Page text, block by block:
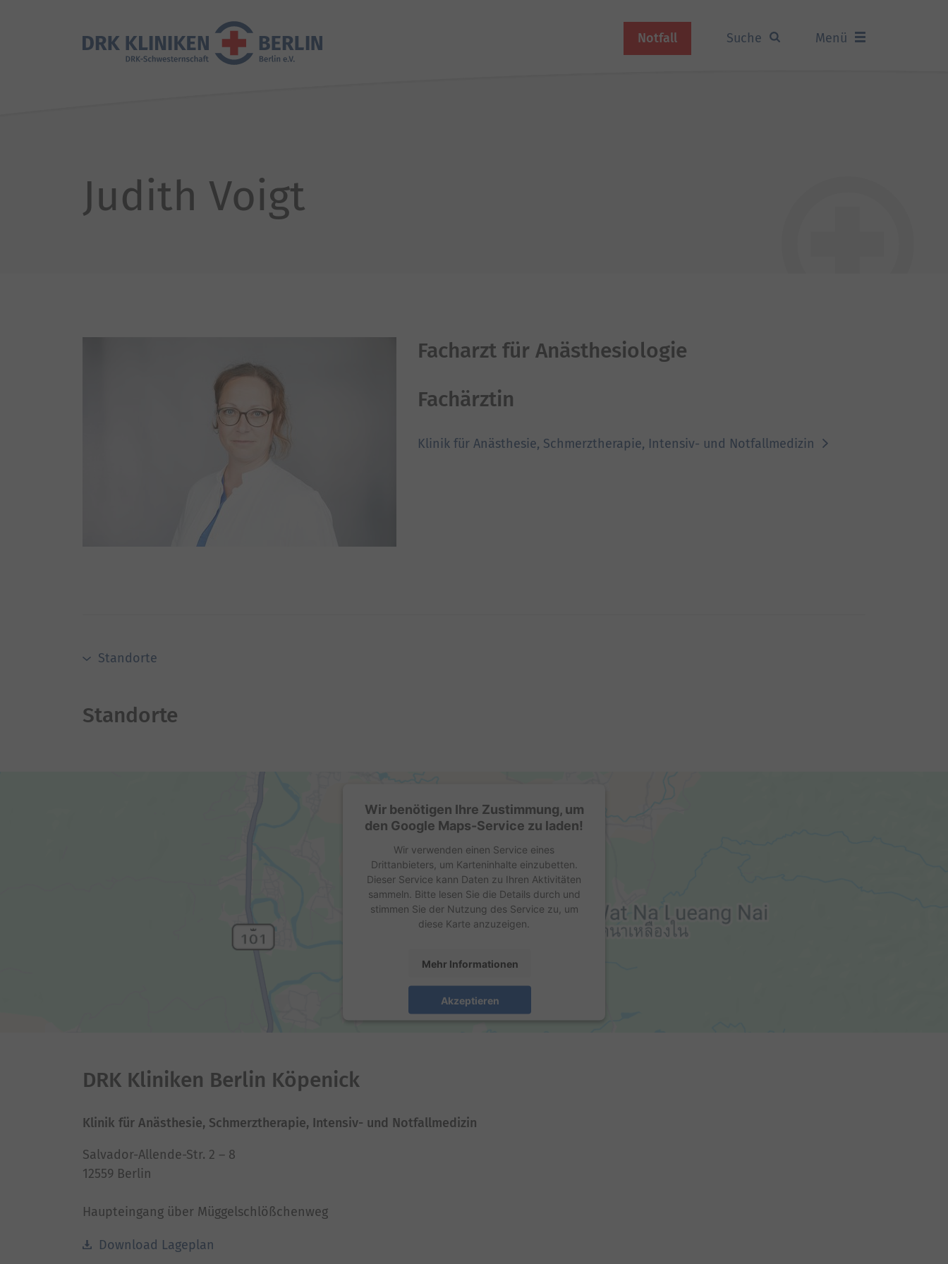
Notfall Suche Menü
Judith Voigt
Facharzt für Anästhesiologie
Fachärztin
Klinik für Anästhesie, Schmerztherapie, Intensiv- und Notfallmedizin
Standorte
Standorte
Wir benötigen Ihre Zustimmung, um
den Google Maps-Service zu laden!
Wir verwenden einen Service eines
Drittanbieters, um Karteninhalte einzubetten.
Dieser Service kann Daten zu Ihren Aktivitäten
sammeln. Bitte lesen Sie die Details durch und
stimmen Sie der Nutzung des Service zu, um
diese Karte anzuzeigen.
Mehr Informationen
Akzeptieren
DRK Kliniken Berlin Köpenick
Klinik für Anästhesie, Schmerztherapie, Intensiv- und Notfallmedizin
Salvador-Allende-Str. 2 – 8
12559 Berlin
Haupteingang über Müggelschlößchenweg
Download Lageplan